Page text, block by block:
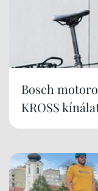
Bosch
KROSS